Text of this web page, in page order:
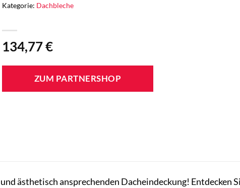
134,77€
ZUM PARTNERSHOP
Kategorie: Dachbleche
ästhetisch ansprechenden Dacheindeckung! Entdecken